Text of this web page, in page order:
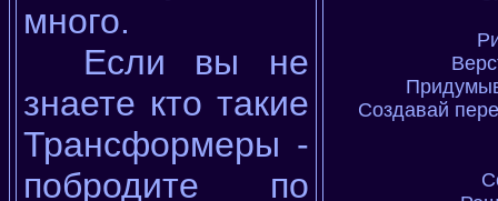
Создавай
много.
Если вы не
знаете кто такие
Трансформеры -
побродите по